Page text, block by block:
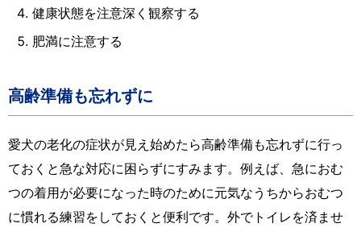
健康状態を注意深く観察する
肥満に注意する
高齢準備も忘れずに
愛犬の老化の症状が見え始めたら高齢準備も忘れずに行っ
ておくと急な対応に困らずにすみます。例えば、急におむ
つの着用が必要になった時のために元気なうちからおむつ
に慣れる練習をしておくと便利です。外でトイレを済ませ